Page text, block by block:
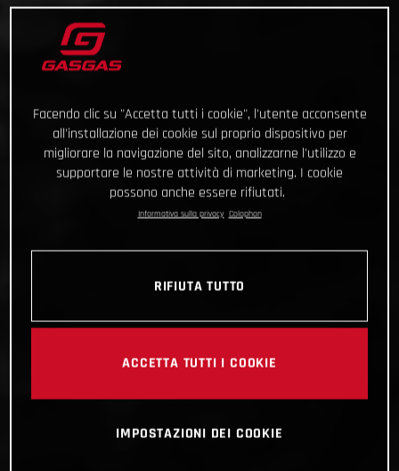
Facendo clic su "Accetta tutti i cookie", l'utente acconsente
all'installazione dei cookie sul proprio dispositivo per
migliorare la navigazione del sito, analizzarne l'utilizzo e
supportare le nostre attività di marketing. I cookie
possono anche essere rifiutati.
Informativa sulla privacy Colophon
RIFIUTA TUTTO
ACCETTA TUTTI I COOKIE
IMPOSTAZIONI DEI COOKIE